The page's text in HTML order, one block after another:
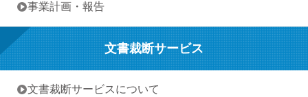
• 事業計画・報告
文書裁断サービス
• 文書裁断サービスについて